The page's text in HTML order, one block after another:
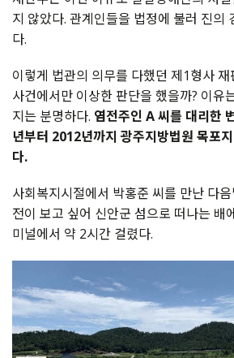
지 않았다. 관계인들을 법정에 불러 진의
다.
이렇게 법관의 의무를 다했던 제1형사
사건에서만 이상한 판단을 했을까? 이유
지는 분명하다. 염전주인 A 씨를 대리한
년부터 2012년까지 광주지방법원 목포
다.
사회복지시절에서 박홍준 씨를 만난 다
전이 보고 싶어 신안군 섬으로 떠나는 배
미널에서 약 2시간 걸렸다.